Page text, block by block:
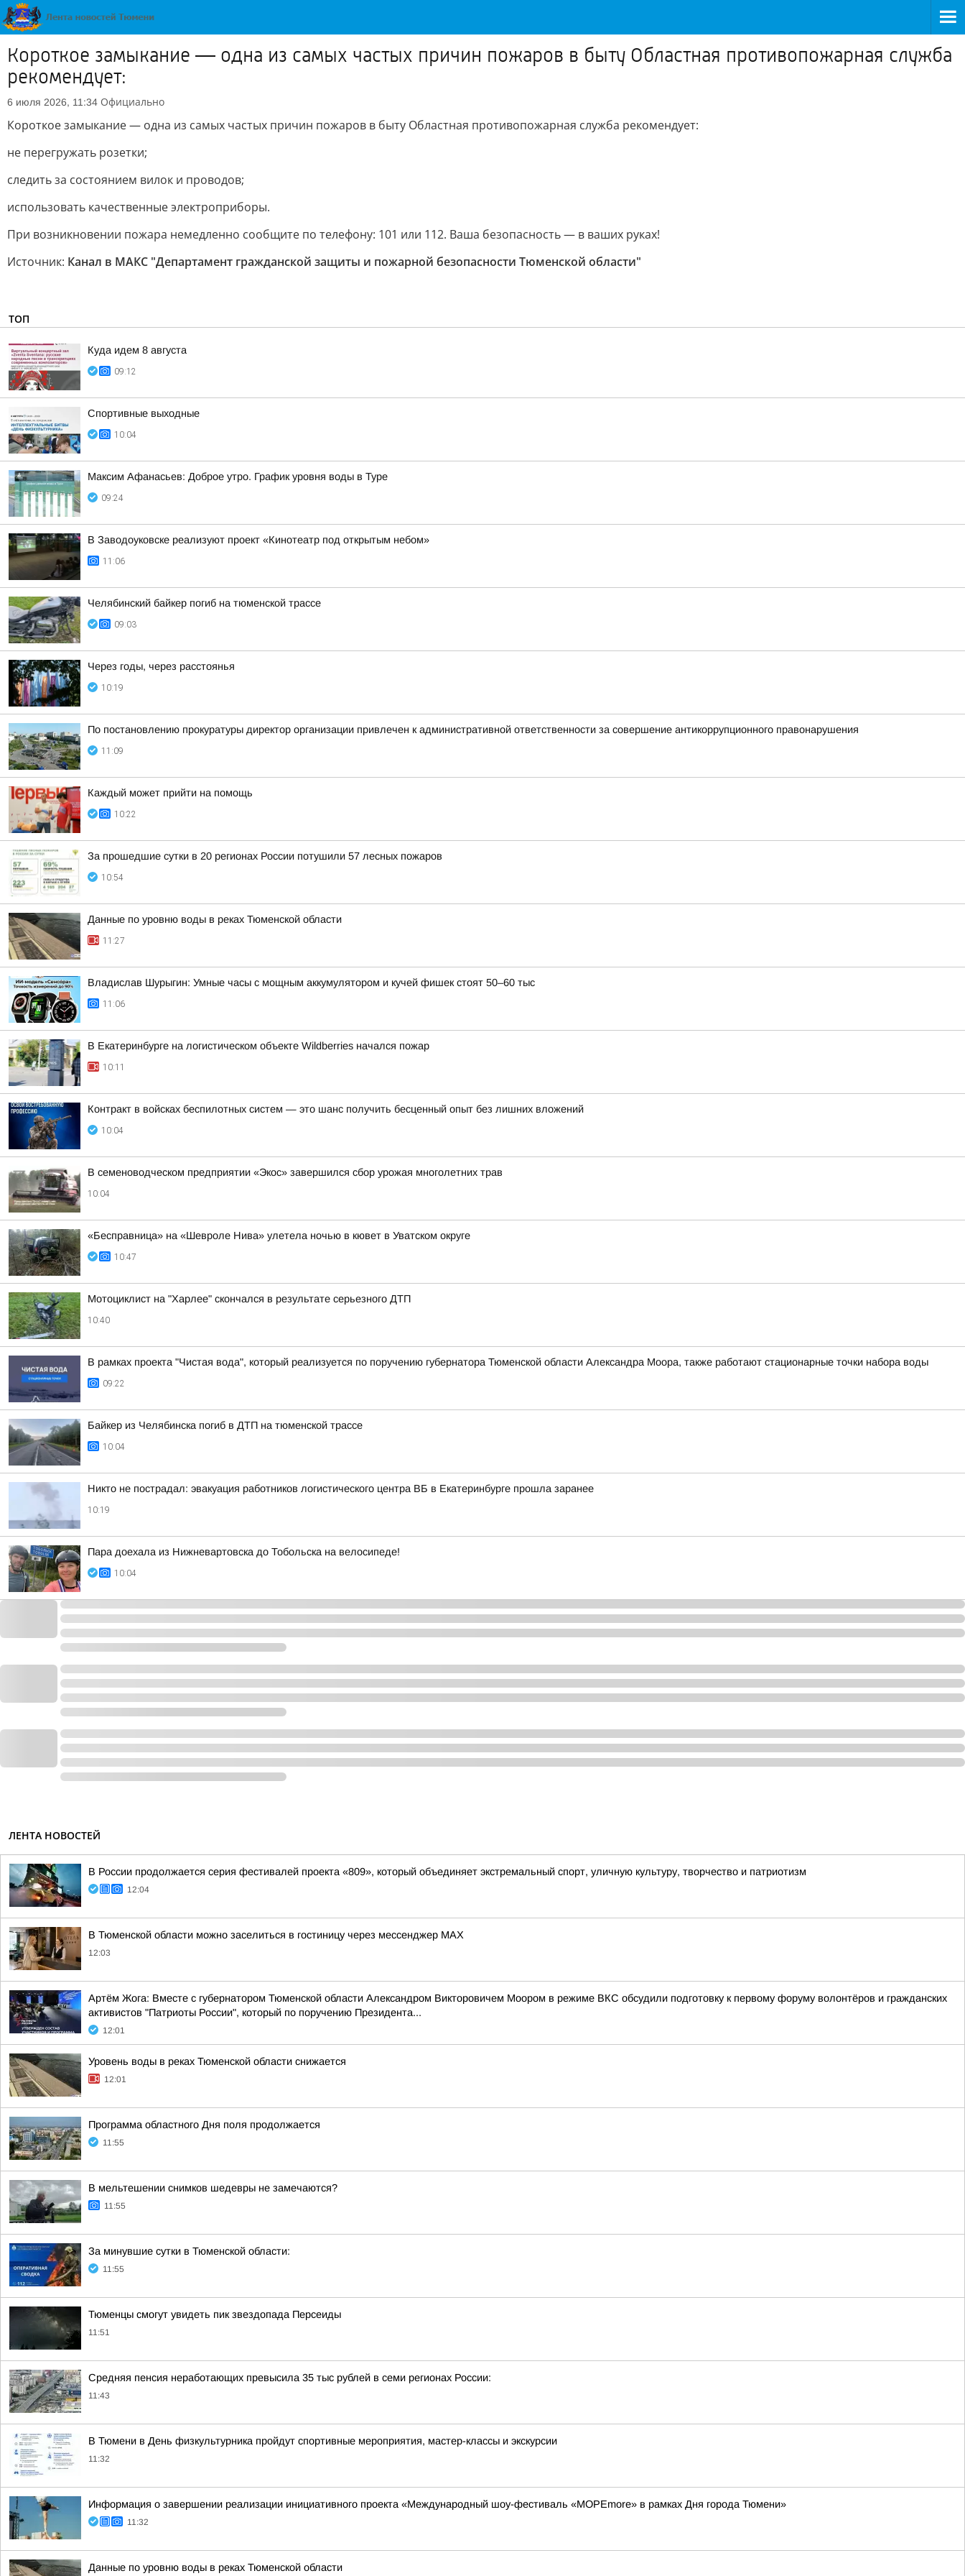
Короткое замыкание — одна из самых частых причин пожаров в быту Областная противопожарная служба
рекомендует:
6 июля 2026, 11:34 Официально
Короткое замыкание — одна из самых частых причин пожаров в быту Областная противопожарная служба рекомендует:
не перегружать розетки;
следить за состоянием вилок и проводов;
использовать качественные электроприборы.
При возникновении пожара немедленно сообщите по телефону: 101 или 112. Ваша безопасность — в ваших руках!
Источник: Канал в МАКС "Департамент гражданской защиты и пожарной безопасности Тюменской области"
ТОП
Куда идем 8 августа
09:12
Спортивные выходные
10:04
Максим Афанасьев: Доброе утро. График уровня воды в Туре
09:24
В Заводоуковске реализуют проект «Кинотеатр под открытым небом»
11:06
Челябинский байкер погиб на тюменской трассе
09:03
Через годы, через расстоянья
10:19
По постановлению прокуратуры директор организации привлечен к административной ответственности за совершение антикоррупционного правонарушения
11:09
Каждый может прийти на помощь
10:22
За прошедшие сутки в 20 регионах России потушили 57 лесных пожаров
10:54
Данные по уровню воды в реках Тюменской области
11:27
Владислав Шурыгин: Умные часы с мощным аккумулятором и кучей фишек стоят 50–60 тыс
11:06
В Екатеринбурге на логистическом объекте Wildberries начался пожар
10:11
Контракт в войсках беспилотных систем — это шанс получить бесценный опыт без лишних вложений
10:04
В семеноводческом предприятии «Экос» завершился сбор урожая многолетних трав
10:04
«Бесправница» на «Шевроле Нива» улетела ночью в кювет в Уватском округе
10:47
Мотоциклист на "Харлее" скончался в результате серьезного ДТП
10:40
В рамках проекта "Чистая вода", который реализуется по поручению губернатора Тюменской области Александра Моора, также работают стационарные точки набора воды
09:22
Байкер из Челябинска погиб в ДТП на тюменской трассе
10:04
Никто не пострадал: эвакуация работников логистического центра ВБ в Екатеринбурге прошла заранее
10:19
Пара доехала из Нижневартовска до Тобольска на велосипеде!
10:04
ЛЕНТА НОВОСТЕЙ
В России продолжается серия фестивалей проекта «809», который объединяет экстремальный спорт, уличную культуру, творчество и патриотизм
12:04
В Тюменской области можно заселиться в гостиницу через мессенджер MAX
12:03
Артём Жога: Вместе с губернатором Тюменской области Александром Викторовичем Моором в режиме ВКС обсудили подготовку к первому форуму волонтёров и гражданских
активистов "Патриоты России", который по поручению Президента...
12:01
Уровень воды в реках Тюменской области снижается
12:01
Программа областного Дня поля продолжается
11:55
В мельтешении снимков шедевры не замечаются?
11:55
За минувшие сутки в Тюменской области:
11:55
Тюменцы смогут увидеть пик звездопада Персеиды
11:51
Средняя пенсия неработающих превысила 35 тыс рублей в семи регионах России:
11:43
В Тюмени в День физкультурника пройдут спортивные мероприятия, мастер-классы и экскурсии
11:32
Информация о завершении реализации инициативного проекта «Международный шоу-фестиваль «МОРЕmore» в рамках Дня города Тюмени»
11:32
Данные по уровню воды в реках Тюменской области